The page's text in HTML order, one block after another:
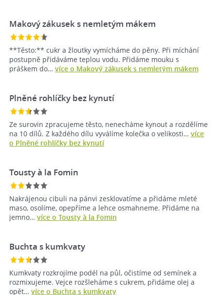
Makový zákusek s nemletým mákem
**Těsto:** cukr a žloutky vymícháme do pěny. Při míchání
postupně přidáváme teplou vodu. Přidáme mouku s
práškem do… více o Makový zákusek s nemletým mákem
Plněné rohlíčky bez kynutí
Ze surovin zpracujeme těsto, nenecháme kynout a rozdělíme
na 10 dílů. Z každého dílu vyválíme kolečka o velikosti… více
o Plněné rohlíčky bez kynutí
Tousty à la Fomin
Nakrájenou cibuli na pánvi zesklovatíme a přidáme mleté
maso, osolíme, opepříme a lehce osmahneme. Přidáme na
jemno… více o Tousty à la Fomin
Buchta s kumkvaty
Kumkvaty rozkrojíme podél na půl, očistíme od semínek a
rozmixujeme. Vejce rozšleháme s cukrem, přidáme olej a
opět… více o Buchta s kumkvaty